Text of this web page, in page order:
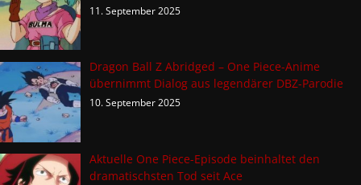
11. September 2025
Dragon Ball Z Abridged – One Piece-Anime
übernimmt Dialog aus legendärer DBZ-Parodie
10. September 2025
Aktuelle One Piece-Episode beinhaltet den
dramatischsten Tod seit Ace